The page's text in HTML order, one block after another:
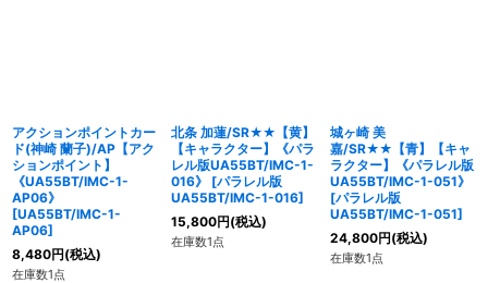
アクションポイントカー
ド(神崎 蘭子)/AP【アク
ションポイント】
《UA55BT/IMC-1-
AP06》
[UA55BT/IMC-1-
AP06]
8,480円(税込)
在庫数1点
北条 加蓮/SR★★【黄】
【キャラクター】《パラ
レル版UA55BT/IMC-1-
016》
[パラレル版
UA55BT/IMC-1-016]
15,800円(税込)
在庫数1点
城ヶ崎 美
嘉/SR★★【青】【キャ
ラクター】《パラレル版
UA55BT/IMC-1-051》
[パラレル版
UA55BT/IMC-1-051]
24,800円(税込)
在庫数1点